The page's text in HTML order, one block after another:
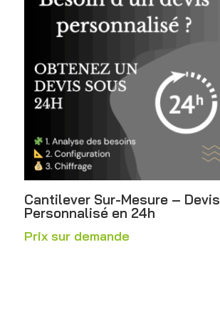
Cantilever Sur-Mesure – Devis
Personnalisé en 24h
Prix sur demande